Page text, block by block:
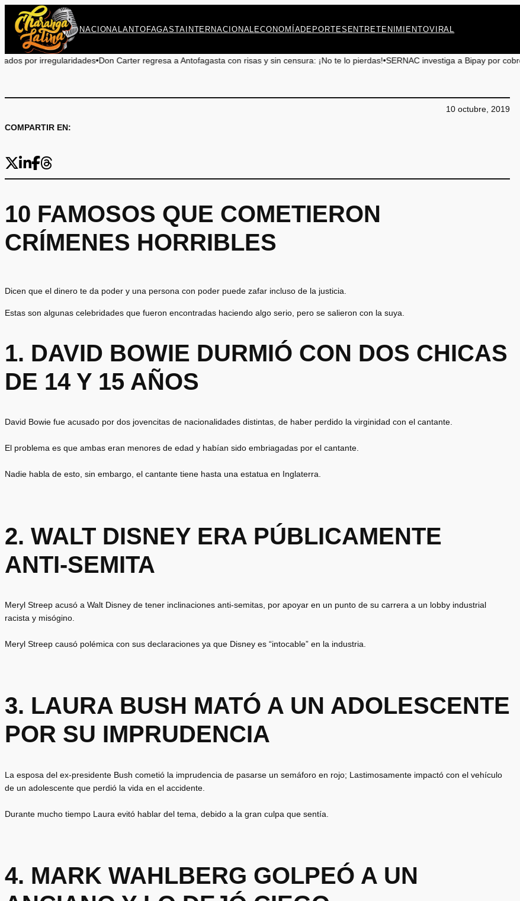
Saltar
contenido
NACIONALANTOFAGASTA INTERNACIONAL ECONOMÍADEPORTES ENTRETENIMIENTOVIRAL
Carter regresa a Antofagasta con risas y sin censura: ¡No te lo pierdas!• SERNAC investiga a Bipay por cobros irregulares en
COMPARTIR EN:
10 octubre, 2019
10 FAMOSOS QUE COMETIERON
CRÍMENES HORRIBLES
Dicen que el dinero te da poder y una persona con poder puede zafar incluso de la justicia.
Estas son algunas celebridades que fueron encontradas haciendo algo serio, pero se salieron con la suya.
1. DAVID BOWIE DURMIÓ CON DOS CHICAS
DE 14 Y 15 AÑOS
David Bowie fue acusado por dos jovencitas de nacionalidades distintas, de haber perdido la virginidad con el cantante.
El problema es que ambas eran menores de edad y habían sido embriagadas por el cantante.
Nadie habla de esto, sin embargo, el cantante tiene hasta una estatua en Inglaterra.
2. WALT DISNEY ERA PÚBLICAMENTE
ANTI-SEMITA
Meryl Streep acusó a Walt Disney de tener inclinaciones anti-semitas, por apoyar en un punto de su carrera a un lobby industrial
racista y misógino.
Meryl Streep causó polémica con sus declaraciones ya que Disney es “intocable” en la industria.
3. LAURA BUSH MATÓ A UN ADOLESCENTE
POR SU IMPRUDENCIA
La esposa del ex-presidente Bush cometió la imprudencia de pasarse un semáforo en rojo; Lastimosamente impactó con el vehículo
de un adolescente que perdió la vida en el accidente.
Durante mucho tiempo Laura evitó hablar del tema, debido a la gran culpa que sentía.
4. MARK WAHLBERG GOLPEÓ A UN